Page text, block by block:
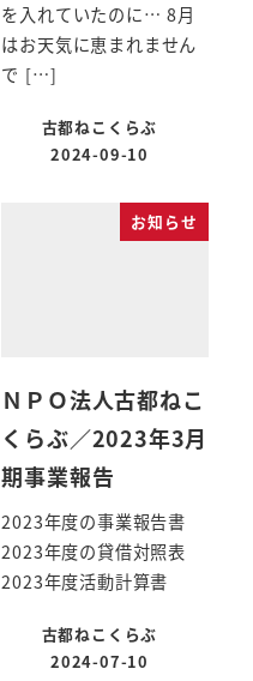
を入れていたのに… 8月
はお天気に恵まれません
で […]
古都ねこくらぶ
2024-09-10
お知らせ
ＮＰＯ法人古都ねこ
くらぶ／2023年3月
期事業報告
2023年度の事業報告書
2023年度の貸借対照表
2023年度活動計算書
古都ねこくらぶ
2024-07-10